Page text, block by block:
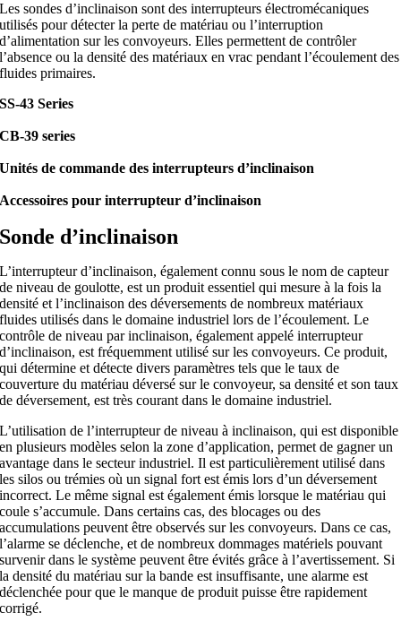
Les sondes d’inclinaison sont des interrupteurs électromécaniques
utilisés pour détecter la perte de matériau ou l’interruption
d’alimentation sur les convoyeurs. Elles permettent de contrôler
l’absence ou la densité des matériaux en vrac pendant l’écoulement des
fluides primaires.
SS-43 Series
CB-39 series
Unités de commande des interrupteurs d’inclinaison
Accessoires pour interrupteur d’inclinaison
Sonde d’inclinaison
L’interrupteur d’inclinaison, également connu sous le nom de capteur
de niveau de goulotte, est un produit essentiel qui mesure à la fois la
densité et l’inclinaison des déversements de nombreux matériaux
fluides utilisés dans le domaine industriel lors de l’écoulement. Le
contrôle de niveau par inclinaison, également appelé interrupteur
d’inclinaison, est fréquemment utilisé sur les convoyeurs. Ce produit,
qui détermine et détecte divers paramètres tels que le taux de
couverture du matériau déversé sur le convoyeur, sa densité et son taux
de déversement, est très courant dans le domaine industriel.
L’utilisation de l’interrupteur de niveau à inclinaison, qui est disponible
en plusieurs modèles selon la zone d’application, permet de gagner un
avantage dans le secteur industriel. Il est particulièrement utilisé dans
les silos ou trémies où un signal fort est émis lors d’un déversement
incorrect. Le même signal est également émis lorsque le matériau qui
coule s’accumule. Dans certains cas, des blocages ou des
accumulations peuvent être observés sur les convoyeurs. Dans ce cas,
l’alarme se déclenche, et de nombreux dommages matériels pouvant
survenir dans le système peuvent être évités grâce à l’avertissement. Si
la densité du matériau sur la bande est insuffisante, une alarme est
déclenchée pour que le manque de produit puisse être rapidement
corrigé.